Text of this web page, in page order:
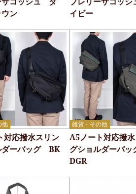
ン
イビー
他
対応撥水スリン
ダーバッグ BK
雑貨・その他
A5ノート対応撥
グショルダーバ
DGR